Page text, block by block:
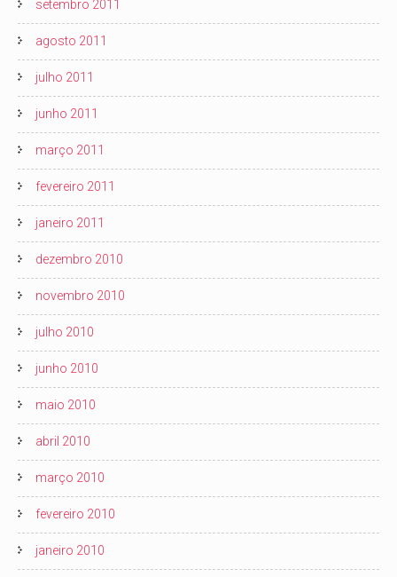
setembro 2011
agosto 2011
julho 2011
junho 2011
março 2011
fevereiro 2011
janeiro 2011
dezembro 2010
novembro 2010
julho 2010
junho 2010
maio 2010
abril 2010
março 2010
fevereiro 2010
janeiro 2010